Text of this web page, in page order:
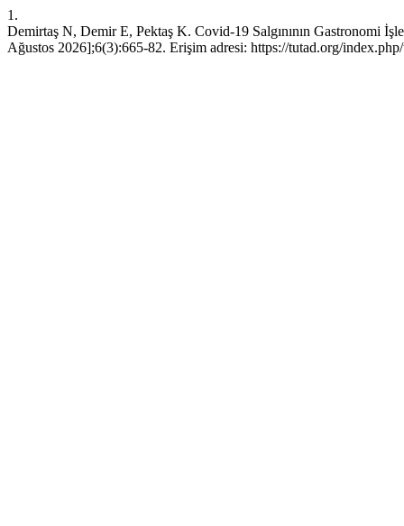
1.
Demirtaş N, Demir E, Pektaş K. Covid-19 Salgınının Gastronomi
Ağustos 2026];6(3):665-82. Erişim adresi: https://tutad.org/